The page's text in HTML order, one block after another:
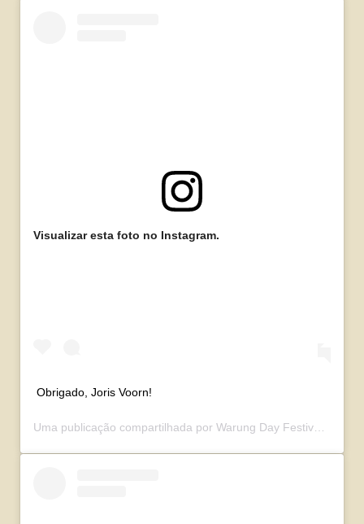
Visualizar esta foto no Instagram.
Obrigado, Joris Voorn!
Uma publicação compartilhada por Warung Day Festival